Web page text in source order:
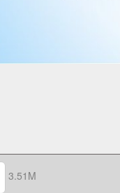
3.51M